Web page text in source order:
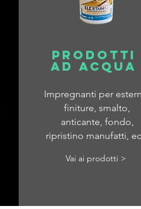
PRODOTTI
AD ACQUA
Impregnanti per
finiture, smalto,
anticante, fondo,
ripristino manufatti,
Vai ai prodotti >